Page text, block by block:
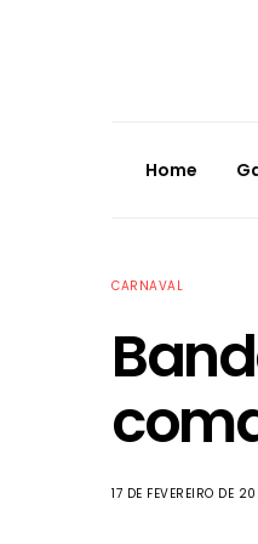
Home
CARNAVAL
17 DE FEVEREIRO DE